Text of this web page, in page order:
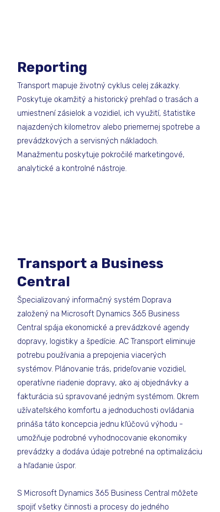
Reporting
Transport mapuje životný cyklus celej zákazky.
Poskytuje okamžitý a historický prehľad o trasách a
umiestnení zásielok a vozidiel, ich využití, štatistike
najazdených kilometrov alebo priemernej spotrebe a
prevádzkových a servisných nákladoch.
Manažmentu poskytuje pokročilé marketingové,
analytické a kontrolné nástroje.
Transport a Business
Central
Špecializovaný informačný systém Doprava
založený na Microsoft Dynamics 365 Business
Central spája ekonomické a prevádzkové agendy
dopravy, logistiky a špedície. AC Transport eliminuje
potrebu používania a prepojenia viacerých
systémov. Plánovanie trás, prideľovanie vozidiel,
operatívne riadenie dopravy, ako aj objednávky a
fakturácia sú spravované jedným systémom. Okrem
užívateľského komfortu a jednoduchosti ovládania
prináša táto koncepcia jednu kľúčovú výhodu -
umožňuje podrobné vyhodnocovanie ekonomiky
prevádzky a dodáva údaje potrebné na optimalizáciu
a hľadanie úspor.
S Microsoft Dynamics 365 Business Central môžete
spojiť všetky činnosti a procesy do jedného